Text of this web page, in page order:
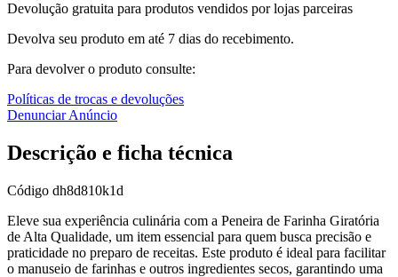
Devolução gratuita para produtos vendidos por lojas parceiras
Devolva seu produto em até 7 dias do recebimento.
Para devolver o produto consulte:
Políticas de trocas e devoluções
Denunciar Anúncio
Descrição e ficha técnica
Código dh8d810k1d
Eleve sua experiência culinária com a Peneira de Farinha Giratória
de Alta Qualidade, um item essencial para quem busca precisão e
praticidade no preparo de receitas. Este produto é ideal para facilitar
o manuseio de farinhas e outros ingredientes secos, garantindo uma